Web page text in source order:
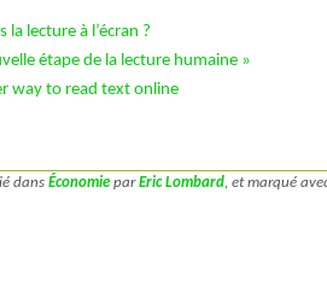
lecture à l’écran ?
étape de la lecture humaine »
way to read text online
dans Économie parEric Lombard, et marqué